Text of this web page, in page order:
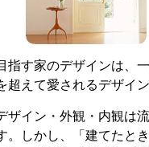
指す家のデザインは、
超えて愛されるデザイン
ザイン・外観・内観は
。しかし、「建てたと